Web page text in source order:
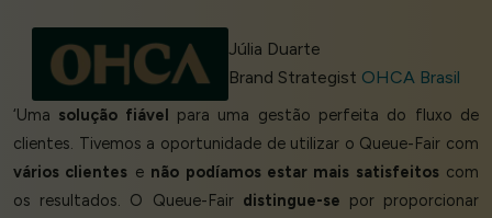
Júlia Duarte
Brand Strategist OHCA Brasil
‘Uma solução fiável para uma gestão perfeita do fluxo de
clientes. Tivemos a oportunidade de utilizar o Queue-Fair com
vários clientes e não podíamos estar mais satisfeitoscom
os resultados. O Queue-Fair distingue-se por proporcionar